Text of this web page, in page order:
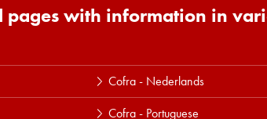
pages with information in
Cofra - Nederlands
Cofra - Portuguese